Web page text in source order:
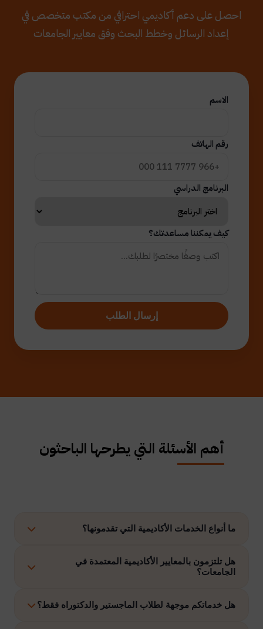
احصل على دعم أكاديمي احترافي من مكتب متخصص في
إعداد الرسائل وخطط البحث وفق معايير الجامعات
الاسم
رقم الهاتف
البرنامج الدراسي
كيف يمكننا مساعدتك؟
إرسال الطلب
أهم الأسئلة التي يطرحها الباحثون
ما أنواع الخدمات الأكاديمية التي تقدمونها؟
نوفر حلولًا متكاملة تشمل إعداد الرسائل العلمية، الاستشارات
الأكاديمية، التحليل الإحصائي، إعداد خطة البحث، نشر الأبحاث،
هل تلتزمون بالمعايير الأكاديمية المعتمدة في
الجامعات؟
نعم، نلتزم بتنفيذ جميع الأعمال وفق ضوابط الدراسات العليا
هل خدماتكم موجهة لطلاب الماجستير والدكتوراه فقط؟